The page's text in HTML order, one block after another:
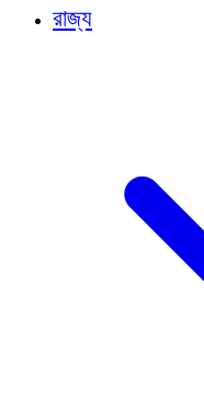
রাজ্য